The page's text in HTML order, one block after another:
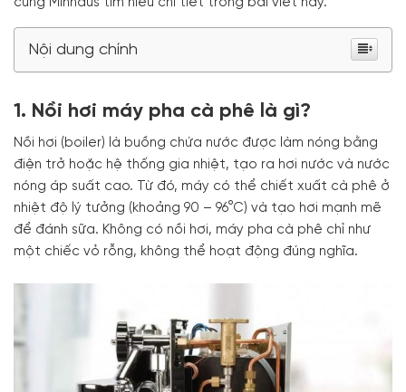
Nội dung chính
1. Nồi hơi máy pha cà phê là gì?
Nồi hơi (boiler) là buồng chứa nước được làm nóng bằng
điện trở hoặc hệ thống gia nhiệt, tạo ra hơi nước và nước
nóng áp suất cao. Từ đó, máy có thể chiết xuất cà phê ở
nhiệt độ lý tưởng (khoảng 90 – 96°C) và tạo hơi mạnh mẽ
để đánh sữa. Không có nồi hơi, máy pha cà phê chỉ như
một chiếc vỏ rỗng, không thể hoạt động đúng nghĩa.